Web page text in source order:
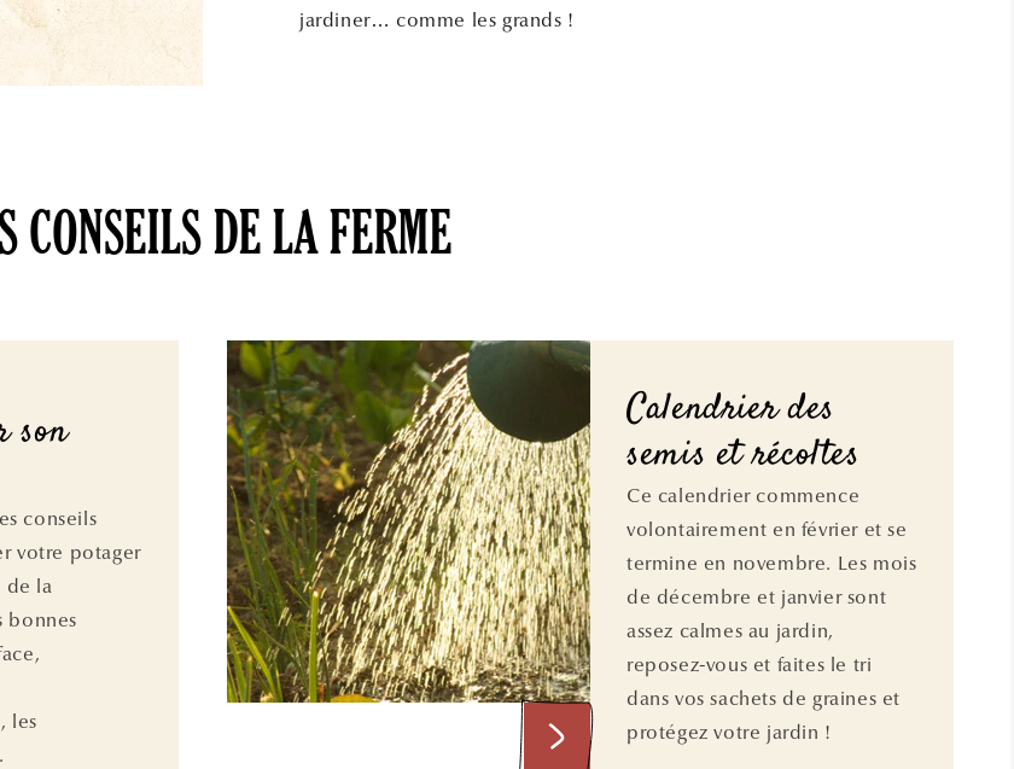
jardiner… comme les grands !
CONSEILS DE LA FERME
son
conseils
votre potager
de la
bonnes
les
Calendrier des
semis et récoltes
Ce calendrier commence
volontairement en février et se
termine en novembre. Les mois
de décembre et janvier sont
assez calmes au jardin,
reposez-vous et faites le tri
dans vos sachets de graines et
protégez votre jardin !